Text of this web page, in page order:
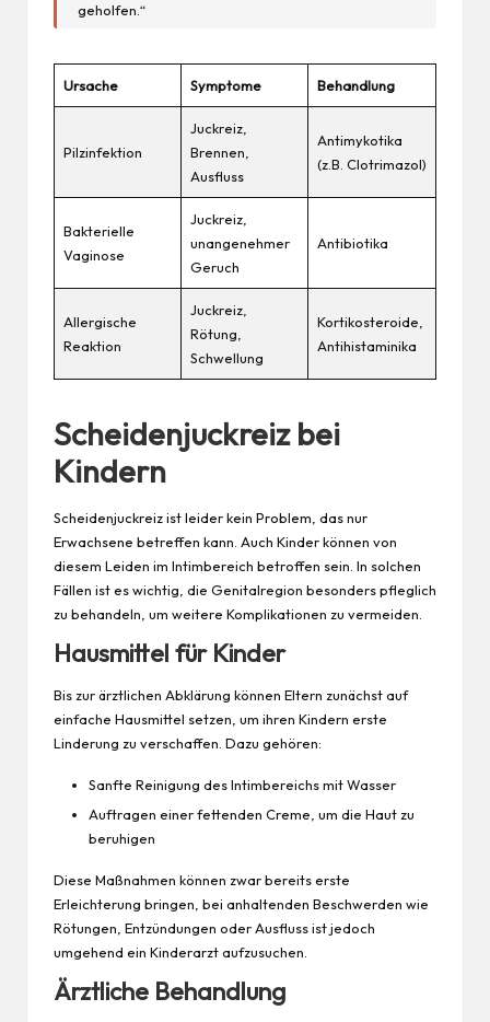
geholfen.“
Ursache Symptome Behandlung
Pilzinfektion
Juckreiz,
Brennen,
Ausfluss
Antimykotika
(z.B. Clotrimazol)
Bakterielle
Vaginose
Juckreiz,
unangenehmer
Geruch
Antibiotika
Allergische
Reaktion
Juckreiz,
Rötung,
Schwellung
Kortikosteroide,
Antihistaminika
Scheidenjuckreiz bei
Kindern
Scheidenjuckreiz ist leider kein Problem, das nur
Erwachsene betreffen kann. Auch Kinderkönnen von
diesem Leiden im Intimbereich betroffen sein. In solchen
Fällen ist es wichtig, die Genitalregion besonders pfleglich
zu behandeln, um weitere Komplikationen zu vermeiden.
Hausmittel für Kinder
Bis zur ärztlichen Abklärung können Eltern zunächst auf
einfache Hausmittel setzen, um ihren Kindern erste
Linderung zu verschaffen. Dazu gehören:
Sanfte Reinigung des Intimbereichs mit Wasser
Auftragen einer fettenden Creme, um die Haut zu
beruhigen
Diese Maßnahmen können zwar bereits erste
Erleichterung bringen, bei anhaltenden Beschwerden wie
Rötungen, Entzündungen oder Ausfluss ist jedoch
umgehend ein Kinderarzt aufzusuchen.
Ärztliche Behandlung